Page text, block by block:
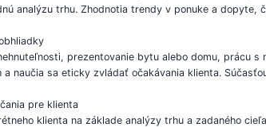
analýzu trhu. Zhodnotia trendy v ponuke a
prezentovanie bytu alebo domu, prácu
naučia sa eticky zvládať očakávania klienta.
pre klienta
klienta na základe analýzy trhu a zadaného